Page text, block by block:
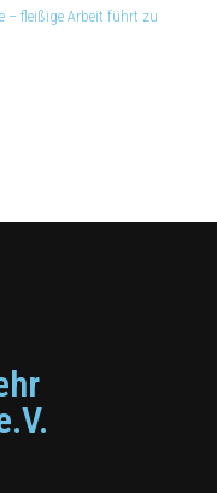
– fleißige Arbeit führt zu